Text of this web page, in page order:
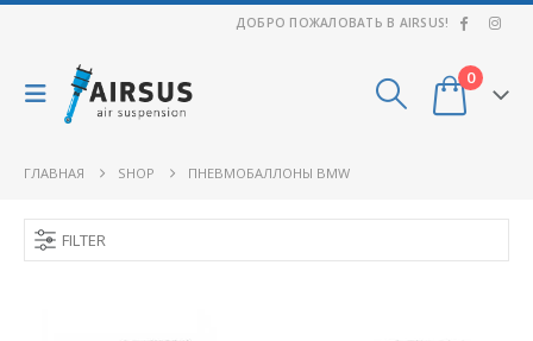
ДОБРО ПОЖАЛОВАТЬ В AIRSUS!
0
ГЛАВНАЯ SHOP ПНЕВМОБАЛЛОНЫ BMW
FILTER